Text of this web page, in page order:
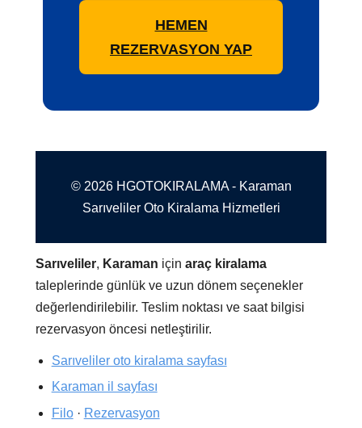
HEMEN
REZERVASYON YAP
© 2026 HGOTOKIRALAMA - Karaman
Sarıveliler Oto Kiralama Hizmetleri
Sarıveliler, Karaman içinaraç kiralama
taleplerinde günlük ve uzun dönem seçenekler
değerlendirilebilir. Teslim noktası ve saat bilgisi
rezervasyon öncesi netleştirilir.
Sarıveliler oto kiralama sayfası
Karaman il sayfası
Filo· Rezervasyon